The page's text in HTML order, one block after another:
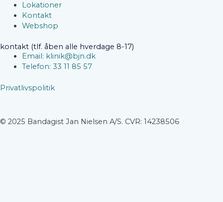
Lokationer
Kontakt
Webshop
kontakt (tlf. åben alle hverdage 8-17)
Email: klinik@bjn.dk
Telefon: 33 11 85 57
Privatlivspolitik
© 2025 Bandagist Jan Nielsen A/S. CVR: 14238506